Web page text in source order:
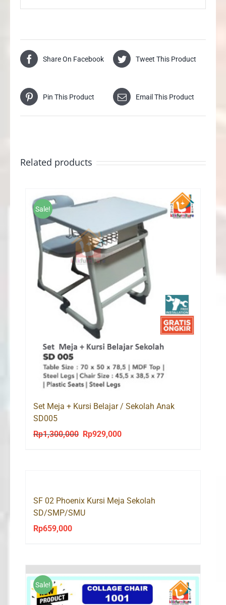
Share On Facebook Tweet This Product
Pin This Product Email This Product
Related products
Sale!
Set Meja + Kursi Belajar / Sekolah Anak
SD005
Rp1,300,000
Original
Rp929,000Current
SF 02 Phoenix Kursi Meja Sekolah
SD/SMP/SMU
Rp659,000
Sale!